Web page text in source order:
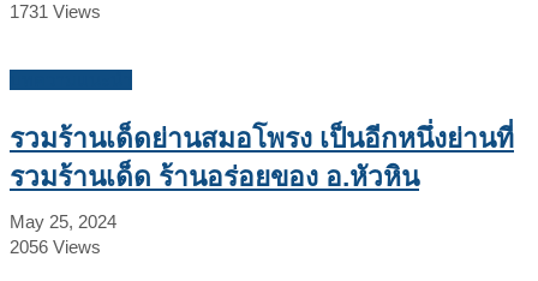
1731 Views
รวมร้านเด็ดย่านสมอโพรง เป็นอีกหนึ่งย่านที่
รวมร้านเด็ด ร้านอร่อยของ อ.หัวหิน
May 25, 2024
2056 Views